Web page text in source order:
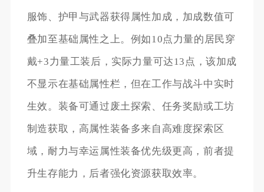
服饰、护甲与武器获得属性加成，加成数值可
叠加至基础属性之上。例如10点力量的居民穿
戴+3力量工装后，实际力量可达13点，该加成
不显示在基础属性栏，但在工作与战斗中实时
生效。装备可通过废土探索、任务奖励或工坊
制造获取，高属性装备多来自高难度探索区
域，耐力与幸运属性装备优先级更高，前者提
升生存能力，后者强化资源获取效率。